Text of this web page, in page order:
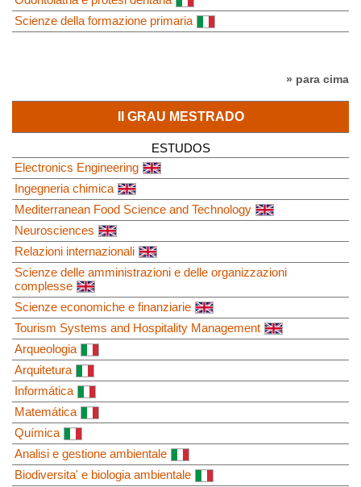
Scienze della formazione primaria
» para cima
II GRAU MESTRADO
ESTUDOS
Electronics Engineering
Ingegneria chimica
Mediterranean Food Science and Technology
Neurosciences
Relazioni internazionali
Scienze delle amministrazioni e delle organizzazioni
complesse
Scienze economiche e finanziarie
Tourism Systems and Hospitality Management
Arqueologia
Arquitetura
Informática
Matemática
Química
Analisi e gestione ambientale
Biodiversita' e biologia ambientale